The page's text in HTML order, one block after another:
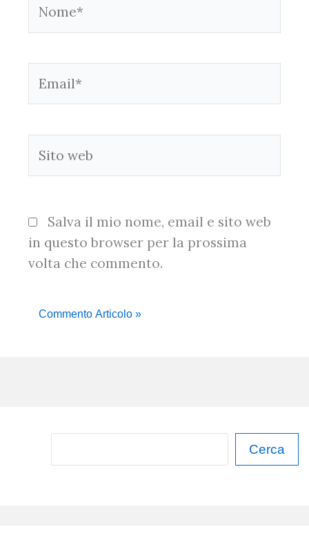
web
Salva il mio nome, email e sito web
in questo browser per la prossima
volta che commento.
Cerca